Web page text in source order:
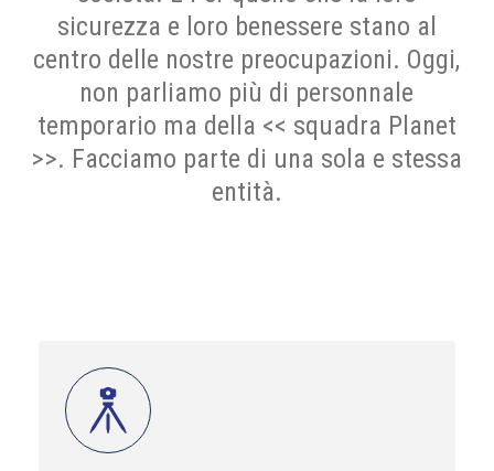
sicurezza e loro benessere stano al
centro delle nostre preocupazioni. Oggi,
non parliamo più di personnale
temporario ma della << squadra Planet
>>. Facciamo parte di una sola e stessa
entità.